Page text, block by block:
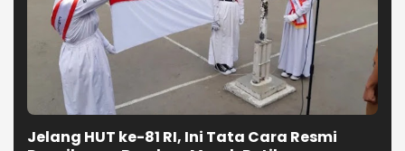
Jelang HUT ke-81 RI, Ini Tata Cara Resmi